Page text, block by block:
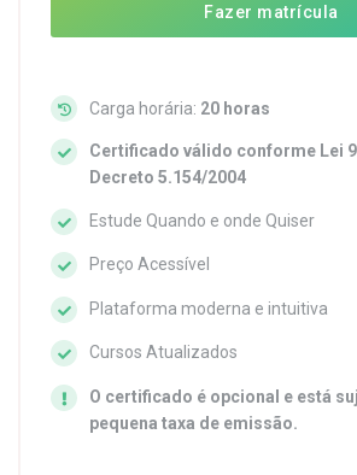
Fazer matrícula
Carga horária: 20 horas
Certificado válido conforme Lei
Decreto 5.154/2004
Estude Quando e onde Quiser
Preço Acessível
Plataforma moderna e intuitiva
Cursos Atualizados
O certificado é opcional e está
pequena taxa de emissão.